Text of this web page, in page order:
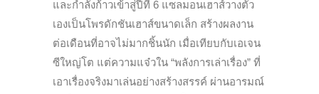
และกำลังก้าวเข้าสู่ปีที่ 6 แซลมอนเฮาส์วางตัว
เองเป็นโพรดักชันเฮาส์ขนาดเล็ก สร้างผลงาน
ต่อเดือนที่อาจไม่มากชิ้นนัก เมื่อเทียบกับเอเจน
ซีใหญ่โต แต่ความแจ๋วใน “พลังการเล่าเรื่อง” ที่
เอาเรื่องจริงมาเล่นอย่างสร้างสรรค์ ผ่านอารมณ์